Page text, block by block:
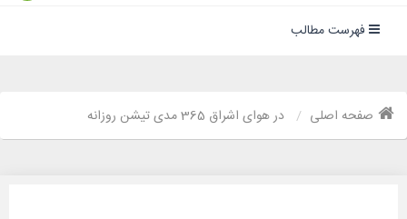
فهرست مطالب
صفحه اصلی در هوای اشراق 365 مدی تیشن روزانه